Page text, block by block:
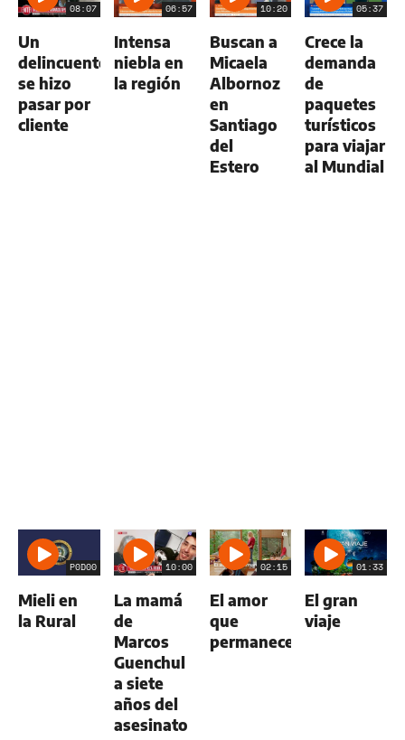
08:07
Un
delincuente
se hizo
pasar por
cliente
06:57
Intensa
niebla en
la región
10:20
Buscan a
Micaela
Albornoz
en
Santiago
del
Estero
05:37
Crece la
demanda
de
paquetes
turísticos
para viajar
al Mundial
P0D00
Mieli en
la Rural
10:00
La mamá
de
Marcos
Guenchul
a siete
años del
asesinato
02:15
El amor
que
permanece
01:33
El gran
viaje